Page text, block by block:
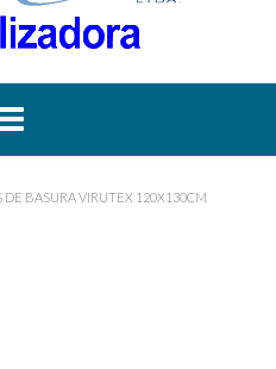
DE BASURA VIRUTEX 120X130CM